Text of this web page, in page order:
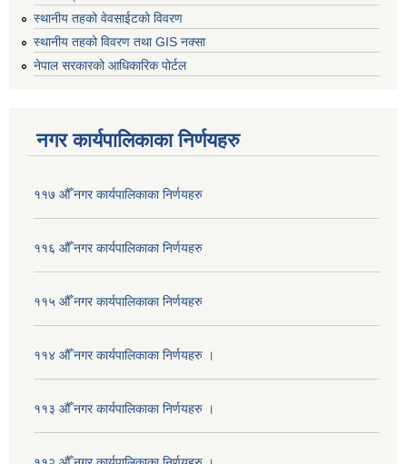
स्थानीय तहको वेवसाईटको विवरण
स्थानीय तहको विवरण तथा GIS नक्सा
नेपाल सरकारको आधिकारिक पोर्टल
नगर कार्यपालिकाका निर्णयहरु
११७ औँ नगर कार्यपालिकाका निर्णयहरु
११६ औँ नगर कार्यपालिकाका निर्णयहरु
११५ औँ नगर कार्यपालिकाका निर्णयहरु
११४ औँ नगर कार्यपालिकाका निर्णयहरु ।
११३ औँ नगर कार्यपालिकाका निर्णयहरु ।